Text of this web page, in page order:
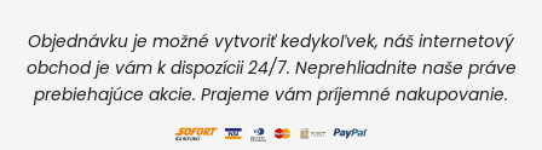
Objednávku je možné vytvoriť kedykoľvek, náš internetový
obchod je vám k dispozícii 24/7. Neprehliadnite naše práve
prebiehajúce akcie. Prajeme vám príjemné nakupovanie.